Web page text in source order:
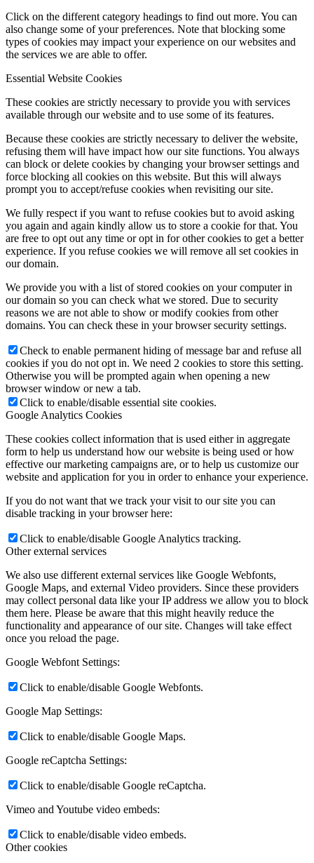
Click on the different category headings to find out more. You can
also change some of your preferences. Note that blocking some
types of cookies may impact your experience on our websites and
the services we are able to offer.
Essential Website Cookies
These cookies are strictly necessary to provide you with services
available through our website and to use some of its features.
Because these cookies are strictly necessary to deliver the website,
refusing them will have impact how our site functions. You always
can block or delete cookies by changing your browser settings and
force blocking all cookies on this website. But this will always
prompt you to accept/refuse cookies when revisiting our site.
We fully respect if you want to refuse cookies but to avoid asking
you again and again kindly allow us to store a cookie for that. You
are free to opt out any time or opt in for other cookies to get a better
experience. If you refuse cookies we will remove all set cookies in
our domain.
We provide you with a list of stored cookies on your computer in
our domain so you can check what we stored. Due to security
reasons we are not able to show or modify cookies from other
domains. You can check these in your browser security settings.
Check to enable permanent hiding of message bar and refuse all
cookies if you do not opt in. We need 2 cookies to store this setting.
Otherwise you will be prompted again when opening a new
browser window or new a tab.
Click to enable/disable essential site cookies.
Google Analytics Cookies
These cookies collect information that is used either in aggregate
form to help us understand how our website is being used or how
effective our marketing campaigns are, or to help us customize our
website and application for you in order to enhance your experience.
If you do not want that we track your visit to our site you can
disable tracking in your browser here:
Click to enable/disable Google Analytics tracking.
Other external services
We also use different external services like Google Webfonts,
Google Maps, and external Video providers. Since these providers
may collect personal data like your IP address we allow you to block
them here. Please be aware that this might heavily reduce the
functionality and appearance of our site. Changes will take effect
once you reload the page.
Google Webfont Settings:
Click to enable/disable Google Webfonts.
Google Map Settings:
Click to enable/disable Google Maps.
Google reCaptcha Settings:
Click to enable/disable Google reCaptcha.
Vimeo and Youtube video embeds:
Click to enable/disable video embeds.
Other cookies